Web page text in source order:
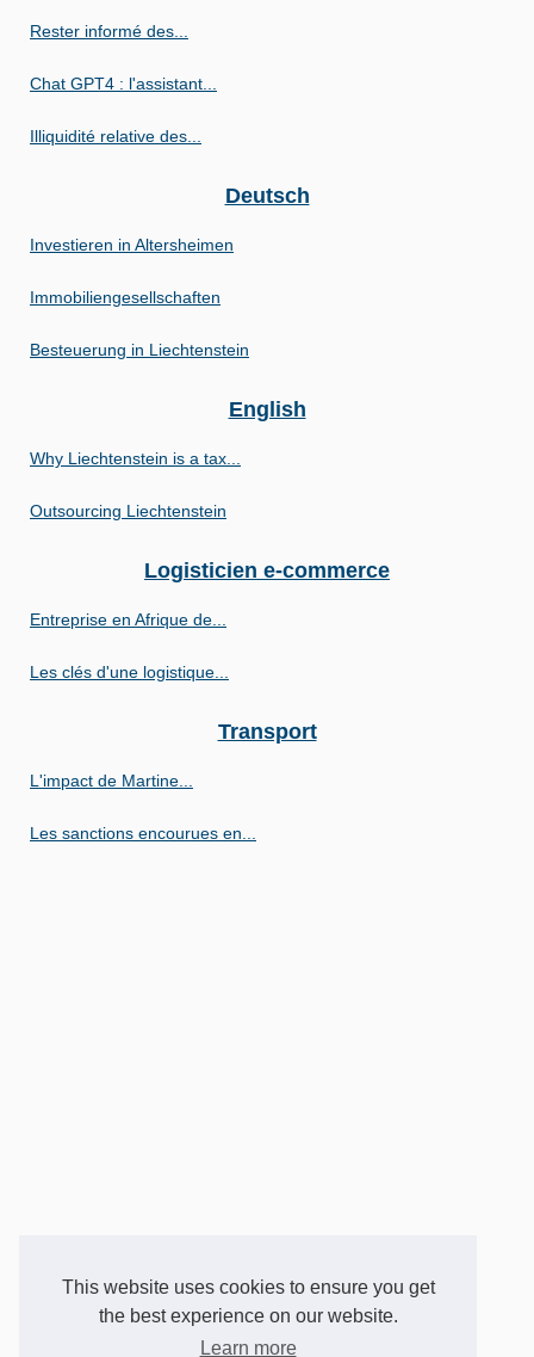
This website uses cookies to ensure you get
the best experience on our website.
Learn more
Rester informé des...
Chat GPT4 : l'assistant...
Illiquidité relative des...
Deutsch
Investieren in Altersheimen
Immobiliengesellschaften
Besteuerung in Liechtenstein
English
Why Liechtenstein is a tax...
Outsourcing Liechtenstein
Logisticien e-commerce
Entreprise en Afrique de...
Les clés d'une logistique...
Transport
L'impact de Martine...
Les sanctions encourues en...